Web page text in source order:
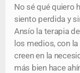
No sé qué quiero
siento perdida y
Ansío la terapia
los medios, con
creen en la
más bien hace